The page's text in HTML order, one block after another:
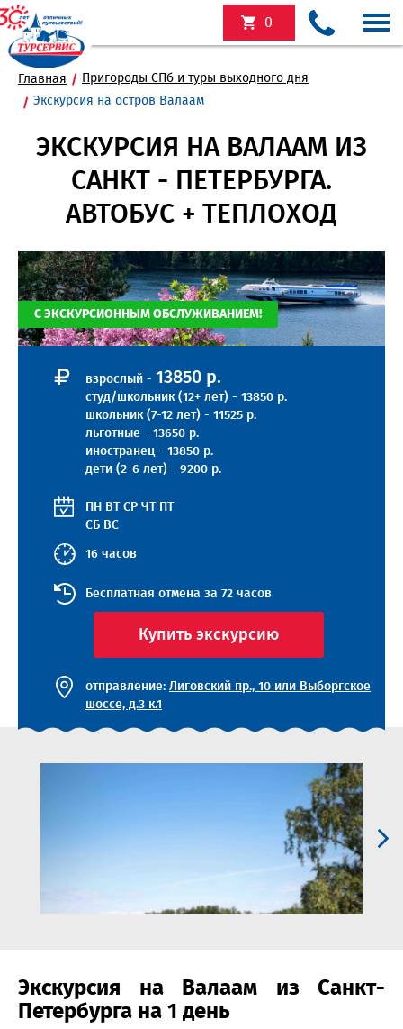
0
Главная
Пригороды СПб и туры выходного дня
Экскурсия на остров Валаам
ЭКСКУРСИЯ НА ВАЛААМ ИЗ
САНКТ - ПЕТЕРБУРГА.
АВТОБУС + ТЕПЛОХОД
С ЭКСКУРСИОННЫМ ОБСЛУЖИВАНИЕМ!
взрослый - 13850 р.
студ/школьник (12+ лет) - 13850 р.
школьник (7-12 лет) - 11525 р.
льготные - 13650 р.
иностранец - 13850 р.
дети (2-6 лет) - 9200 р.
ПН ВТ СР ЧТ
СБ ВС
16 часов
Бесплатная отмена за 72 часов
Купить экскурсию
отправление: Лиговский пр., 10 или Выборгское
шоссе, д.3 к.1
Экскурсия на Валаам из Санкт-
Петербурга на 1 день